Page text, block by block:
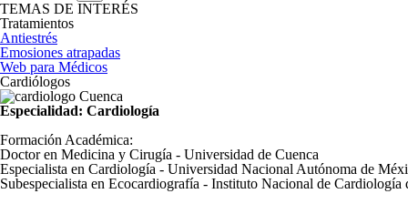
TEMAS DE INTERÉS
Tratamientos
Antiestrés
Emosiones atrapadas
Web para Médicos
Cardiólogos
Especialidad: Cardiología
Formación Académica:
Doctor en Medicina y Cirugía - Universidad de Cuenca
Especialista en Cardiología - Universidad Nacional Autónoma de
Subespecialista en Ecocardiografía - Instituto Nacional de